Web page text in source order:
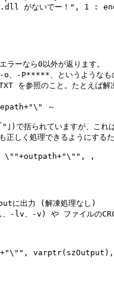
～
varptr(szOutput),